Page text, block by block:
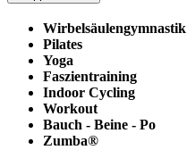
Wirbelsäulengymnastik
Pilates
Yoga
Faszientraining
Indoor Cycling
Workout
Bauch - Beine - Po
Zumba®